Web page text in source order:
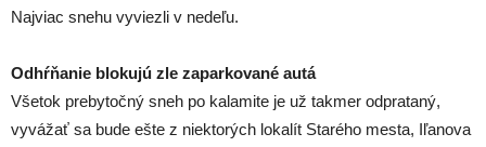
Najviac snehu vyviezli v nedeľu.
Odhŕňanie blokujú zle zaparkované autá
Všetok prebytočný sneh po kalamite je už takmer odprataný,
vyvážať sa bude ešte z niektorých lokalít Starého mesta, Iľanova